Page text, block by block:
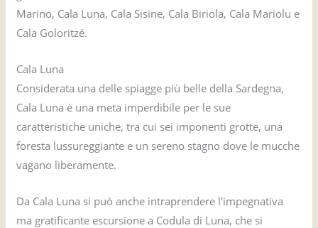
Marino, Cala Luna, Cala Sisine, Cala Biriola, Cala Mariolu e
Cala Goloritzé.
Cala Luna
Considerata una delle spiagge più belle della Sardegna,
Cala Luna è una meta imperdibile per le sue
caratteristiche uniche, tra cui sei imponenti grotte, una
foresta lussureggiante e un sereno stagno dove le mucche
vagano liberamente.
Da Cala Luna si può anche intraprendere l'impegnativa
ma gratificante escursione a Codula di Luna, che si